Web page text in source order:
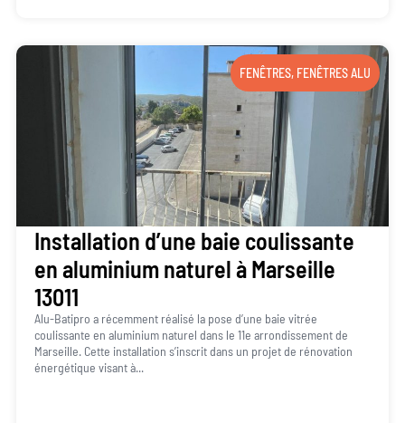
FENÊTRES, FENÊTRES ALU
Installation d’une baie coulissante
en aluminium naturel à Marseille
13011
Alu-Batipro a récemment réalisé la pose d’une baie vitrée
coulissante en aluminium naturel dans le 11e arrondissement de
Marseille. Cette installation s’inscrit dans un projet de rénovation
énergétique visant à...